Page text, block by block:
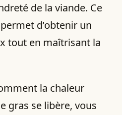
de la viande. Ce
d’obtenir un
tout en maîtrisant la
la chaleur
gras se libère, vous